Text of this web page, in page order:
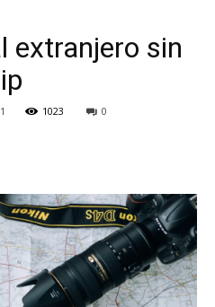
extranjero sin
1023 0